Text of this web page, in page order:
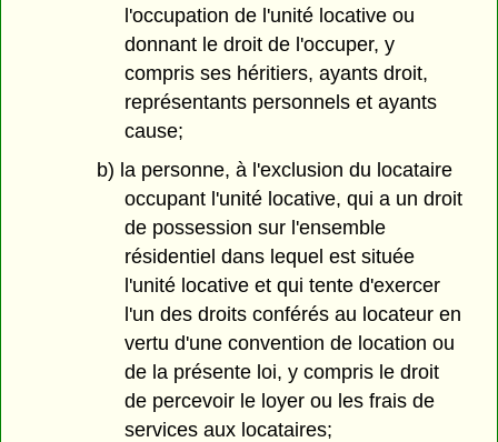
l'occupation de l'unité locative ou
donnant le droit de l'occuper, y
compris ses héritiers, ayants droit,
représentants personnels et ayants
cause;
b) la personne, à l'exclusion du locataire
occupant l'unité locative, qui a un droit
de possession sur l'ensemble
résidentiel dans lequel est située
l'unité locative et qui tente d'exercer
l'un des droits conférés au locateur en
vertu d'une convention de location ou
de la présente loi, y compris le droit
de percevoir le loyer ou les frais de
services aux locataires;